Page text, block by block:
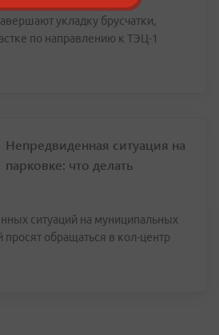
укладку брусчатки,
по направлению к ТЭЦ-1
Непредвиденная ситуация на
парковке: что делать
ситуаций на муниципальных
просят обращаться в кол-центр